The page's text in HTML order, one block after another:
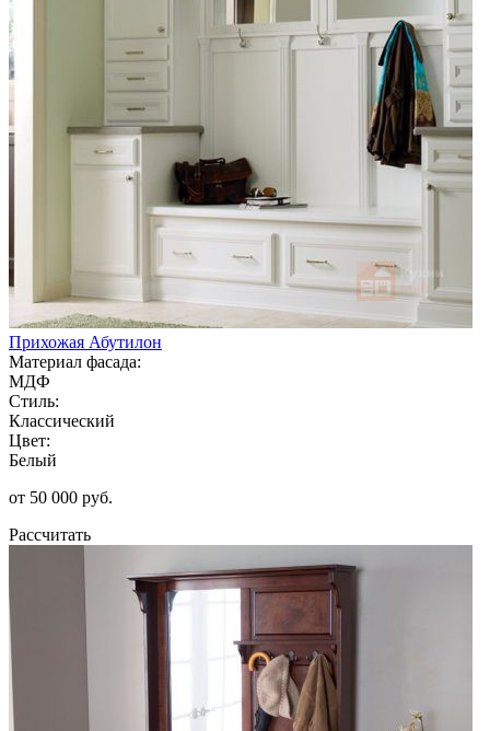
Прихожая Абутилон
Материал фасада:
МДФ
Стиль:
Классический
Цвет:
Белый
от 50 000 руб.
Рассчитать